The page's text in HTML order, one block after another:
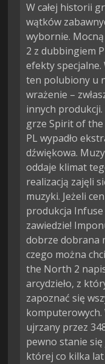
W całej historii
wątków
wybornie.
2 z dubbingiem
efekty specjalne.
ten polubiony u
wrażenie –
innych produkcji.
grze Spirit of
PL wypadło
dźwiękowa.
oddaje klimat
realizacją zajęli
muzyki. Jeżeli
produkcja
zawiedzie!
dobrze dobrana
czego można
the North 2
arcydzieło, z
zapoznać się
komputerowych.
ujrzany przez
pewno stanie się
której co kilka lat